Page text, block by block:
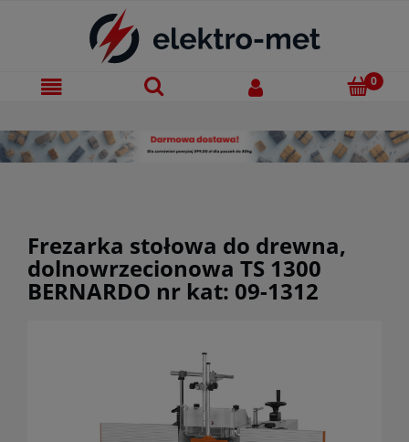
Frezarka stołowa do drewna,
dolnowrzecionowa TS 1300
BERNARDO nr kat: 09-1312